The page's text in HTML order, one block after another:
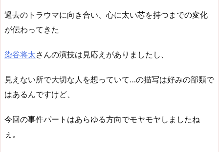
過去のトラウマに向き合い、心に太い芯を持つまでの変化
が伝わってきた
染谷将太さんの演技は見応えがありましたし、
見えない所で大切な人を想っていて…の描写は好みの部類で
はあるんですけど、
今回の事件パートはあらゆる方向でモヤモヤしましたね
ぇ。